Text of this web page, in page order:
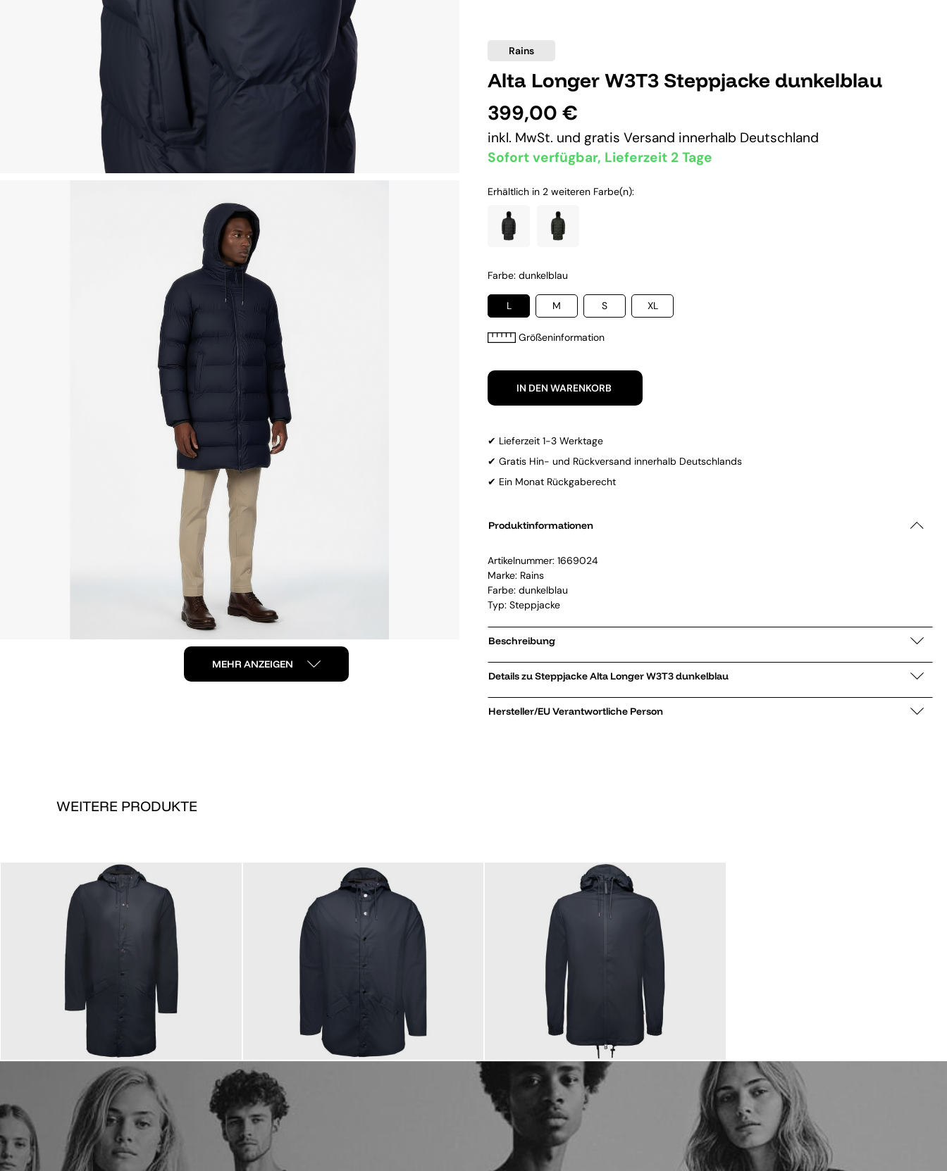
MEHR ANZEIGEN
Rains
Alta Longer W3T3 Steppjacke dunkelblau
399,00 €
inkl. MwSt. und gratis Versand innerhalb Deutschland
Sofort verfügbar, Lieferzeit 2 Tage
Erhältlich in 2 weiteren Farbe(n):
Farbe: dunkelblau
L M S XL
Größeninformation
IN DEN WARENKORB
✔ Lieferzeit 1-3 Werktage
✔ Gratis Hin- und Rückversand innerhalb Deutschlands
✔ Ein Monat Rückgaberecht
Produktinformationen
Artikelnummer: 1669024
Marke: Rains
Farbe: dunkelblau
Typ: Steppjacke
Beschreibung
Details zu Steppjacke Alta Longer W3T3 dunkelblau
Hersteller/EU Verantwortliche Person
WEITERE PRODUKTE
80,00 €